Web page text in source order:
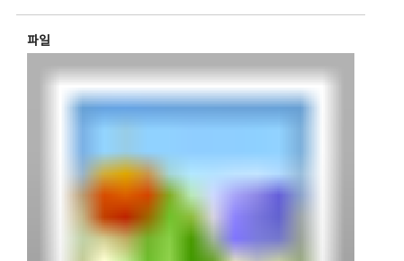
파일